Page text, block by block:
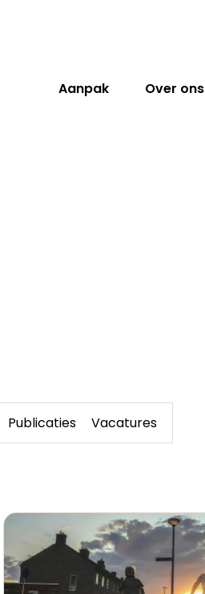
Aanpak Over ons
Publicaties Vacatures